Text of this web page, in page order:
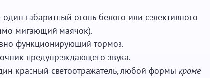
габаритный огонь белого или селективного
мигающий маячок).
функционирующий тормоз.
предупреждающего звука.
красный светоотражатель, любой формы кроме